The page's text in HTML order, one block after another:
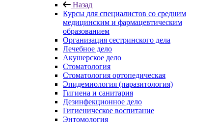
Назад
Курсы для специалистов со средним
медицинским и фармацевтическим
образованием
Организация сестринского дела
Лечебное дело
Акушерское дело
Стоматология
Стоматология ортопедическая
Эпидемиология (паразитология)
Гигиена и санитария
Дезинфекционное дело
Гигиеническое воспитание
Энтомология